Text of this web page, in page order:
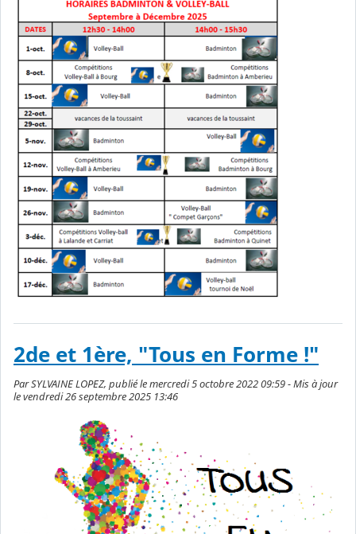
2de et 1ère, "Tous en Forme !"
Par SYLVAINE LOPEZ, publié le mercredi 5 octobre 2022 09:59 - Mis à jour
le vendredi 26 septembre 2025 13:46